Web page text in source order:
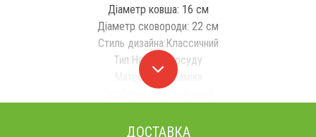
Діаметр ковша: 16 см
Діаметр сковороди: 22 см
Стиль дизайна:Классичний
Тип:Наборы посуду
Материал:Кераміка
ДОСТАВКА